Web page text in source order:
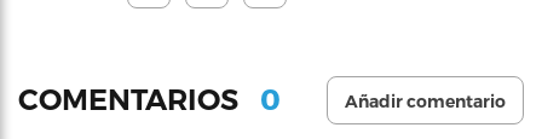
COMENTARIOS 0 Añadir comentario